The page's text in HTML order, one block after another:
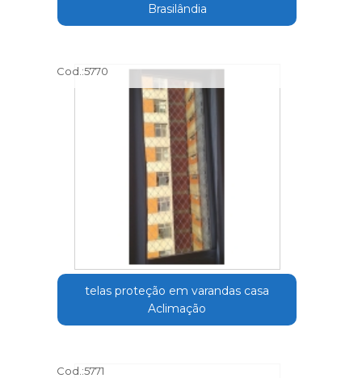
Brasilândia
Cod.:5770
telas proteção em varandas casa
Aclimação
Cod.:5771